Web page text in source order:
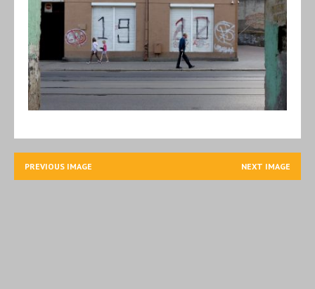
PREVIOUS IMAGE NEXT IMAGE